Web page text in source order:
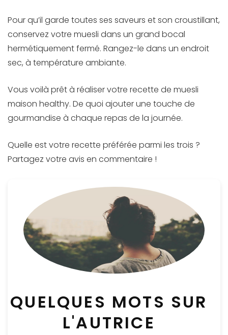
Pour qu’il garde toutes ses saveurs et son croustillant,
conservez votre muesli dans un grand bocal
hermétiquement fermé. Rangez-le dans un endroit
sec, à température ambiante.
Vous voilà prêt à réaliser votre recette de muesli
maison healthy. De quoi ajouter une touche de
gourmandise à chaque repas de la journée.
Quelle est votre recette préférée parmi les trois ?
Partagez votre avis en commentaire !
QUELQUES MOTS SUR
L'AUTRICE